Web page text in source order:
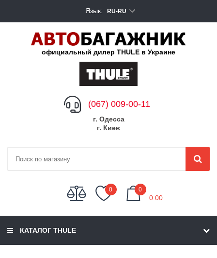
Язык: RU-RU
официальный дилер THULE в Украине
(067) 009-00-11
г. Одесса
г. Киев
0 0
0.00
КАТАЛОГ THULE